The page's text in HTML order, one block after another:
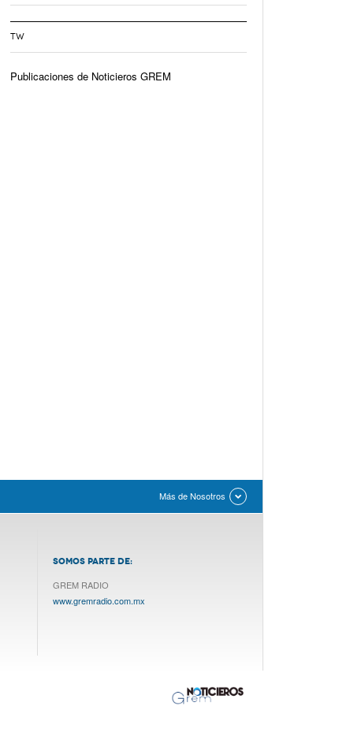
TW
Publicaciones de Noticieros GREM
Más de Nosotros
SOMOS PARTE DE:
GREM RADIO
www.gremradio.com.mx